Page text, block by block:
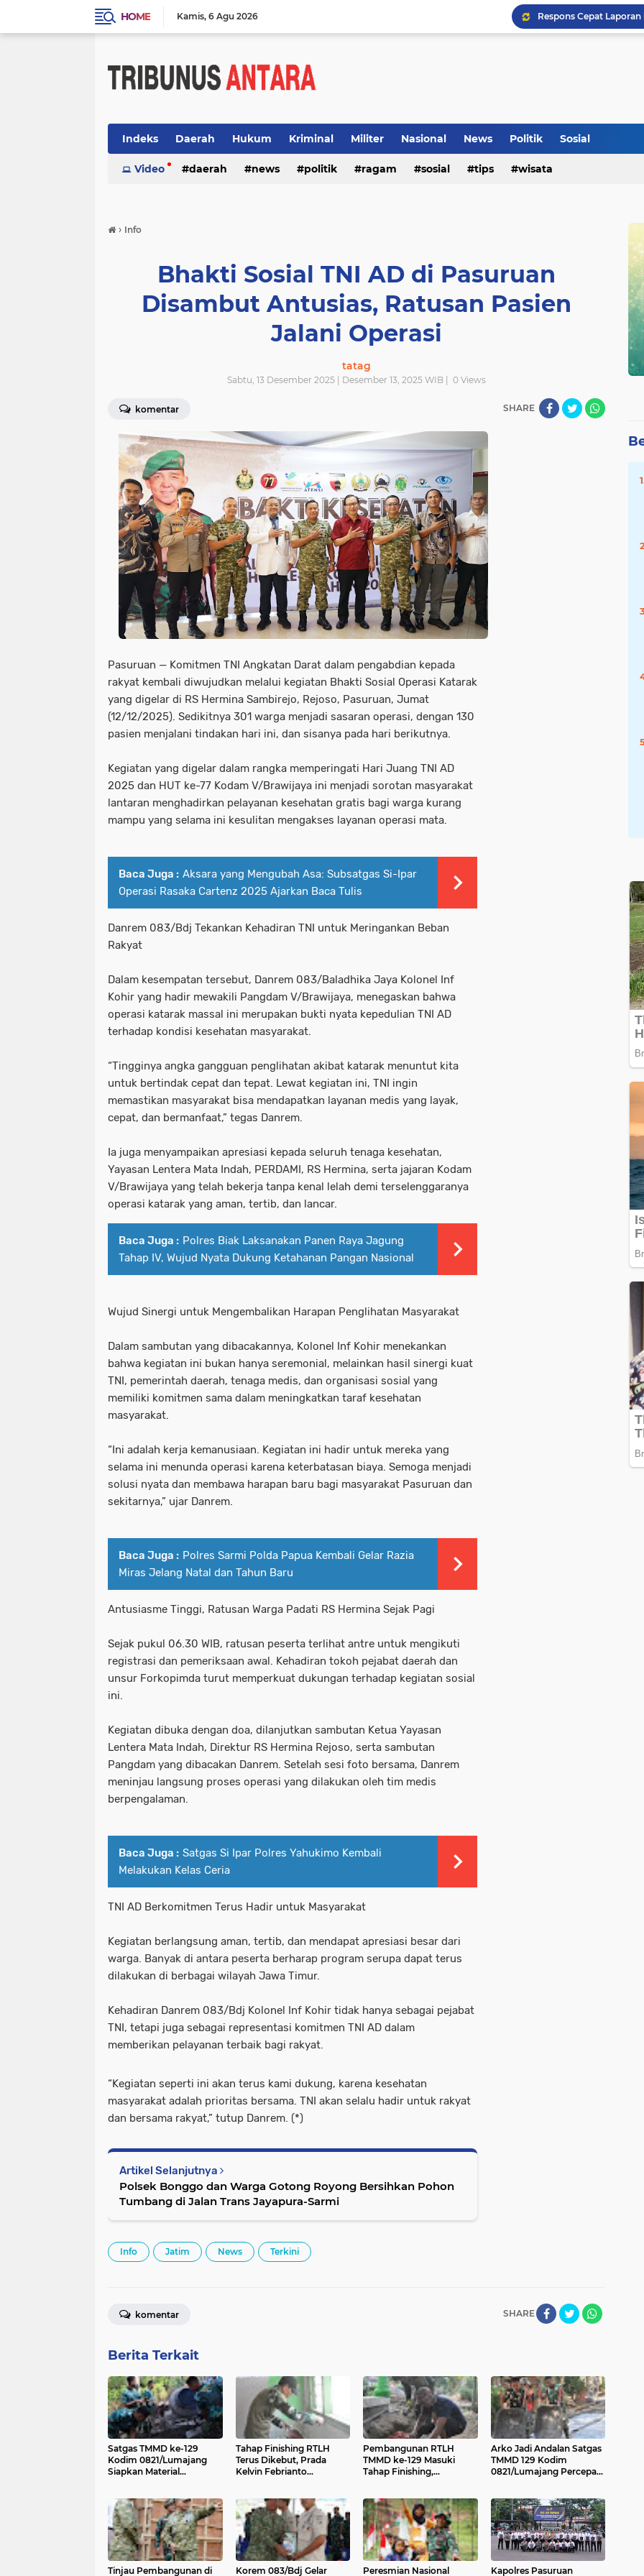
HOME Kamis 6 Agu 2026
Klinik Pengobatan
Tradisi Penyambutan
Indeks Daerah Hukum Kriminal Militer Nasional News Politik Sosial
Video daerah news politik ragam sosial tips wisata
› Info
Bhakti Sosial TNI AD di Pasuruan
Disambut Antusias, Ratusan Pasien
Jalani Operasi
tatag
Sabtu, 13 Desember 2025 | Desember 13, 2025 WIB | 0 Views
komentar SHARE
Pasuruan — Komitmen TNI Angkatan Darat dalam pengabdian kepada
rakyat kembali diwujudkan melalui kegiatan Bhakti Sosial Operasi Katarak
yang digelar di RS Hermina Sambirejo, Rejoso, Pasuruan, Jumat
(12/12/2025). Sedikitnya 301 warga menjadi sasaran operasi, dengan 130
pasien menjalani tindakan hari ini, dan sisanya pada hari berikutnya.
Kegiatan yang digelar dalam rangka memperingati Hari Juang TNI AD
2025 dan HUT ke-77 Kodam V/Brawijaya ini menjadi sorotan masyarakat
lantaran menghadirkan pelayanan kesehatan gratis bagi warga kurang
mampu yang selama ini kesulitan mengakses layanan operasi mata.
Baca Juga : Aksara yang Mengubah Asa: Subsatgas Si-Ipar
Operasi Rasaka Cartenz 2025 Ajarkan Baca Tulis
Danrem 083/Bdj Tekankan Kehadiran TNI untuk Meringankan Beban
Rakyat
Dalam kesempatan tersebut, Danrem 083/Baladhika Jaya Kolonel Inf
Kohir yang hadir mewakili Pangdam V/Brawijaya, menegaskan bahwa
operasi katarak massal ini merupakan bukti nyata kepedulian TNI AD
terhadap kondisi kesehatan masyarakat.
“Tingginya angka gangguan penglihatan akibat katarak menuntut kita
untuk bertindak cepat dan tepat. Lewat kegiatan ini, TNI ingin
memastikan masyarakat bisa mendapatkan layanan medis yang layak,
cepat, dan bermanfaat,” tegas Danrem.
Ia juga menyampaikan apresiasi kepada seluruh tenaga kesehatan,
Yayasan Lentera Mata Indah, PERDAMI, RS Hermina, serta jajaran Kodam
V/Brawijaya yang telah bekerja tanpa kenal lelah demi terselenggaranya
operasi katarak yang aman, tertib, dan lancar.
Baca Juga : Polres Biak Laksanakan Panen Raya Jagung
Tahap IV, Wujud Nyata Dukung Ketahanan Pangan Nasional
Wujud Sinergi untuk Mengembalikan Harapan Penglihatan Masyarakat
Dalam sambutan yang dibacakannya, Kolonel Inf Kohir menekankan
bahwa kegiatan ini bukan hanya seremonial, melainkan hasil sinergi kuat
TNI, pemerintah daerah, tenaga medis, dan organisasi sosial yang
memiliki komitmen sama dalam meningkatkan taraf kesehatan
masyarakat.
“Ini adalah kerja kemanusiaan. Kegiatan ini hadir untuk mereka yang
selama ini menunda operasi karena keterbatasan biaya. Semoga menjadi
solusi nyata dan membawa harapan baru bagi masyarakat Pasuruan dan
sekitarnya,” ujar Danrem.
Baca Juga : Polres Sarmi Polda Papua Kembali Gelar Razia
Miras Jelang Natal dan Tahun Baru
Antusiasme Tinggi, Ratusan Warga Padati RS Hermina Sejak Pagi
Sejak pukul 06.30 WIB, ratusan peserta terlihat antre untuk mengikuti
registrasi dan pemeriksaan awal. Kehadiran tokoh pejabat daerah dan
unsur Forkopimda turut memperkuat dukungan terhadap kegiatan sosial
ini.
Kegiatan dibuka dengan doa, dilanjutkan sambutan Ketua Yayasan
Lentera Mata Indah, Direktur RS Hermina Rejoso, serta sambutan
Pangdam yang dibacakan Danrem. Setelah sesi foto bersama, Danrem
meninjau langsung proses operasi yang dilakukan oleh tim medis
berpengalaman.
Baca Juga : Satgas Si Ipar Polres Yahukimo Kembali
Melakukan Kelas Ceria
TNI AD Berkomitmen Terus Hadir untuk Masyarakat
Kegiatan berlangsung aman, tertib, dan mendapat apresiasi besar dari
warga. Banyak di antara peserta berharap program serupa dapat terus
dilakukan di berbagai wilayah Jawa Timur.
Kehadiran Danrem 083/Bdj Kolonel Inf Kohir tidak hanya sebagai pejabat
TNI, tetapi juga sebagai representasi komitmen TNI AD dalam
memberikan pelayanan terbaik bagi rakyat.
“Kegiatan seperti ini akan terus kami dukung, karena kesehatan
masyarakat adalah prioritas bersama. TNI akan selalu hadir untuk rakyat
dan bersama rakyat,” tutup Danrem. (*)
Artikel Selanjutnya
Polsek Bonggo dan Warga Gotong Royong Bersihkan Pohon
Tumbang di Jalan Trans Jayapura-Sarmi
Info Jatim News Terkini
SHARE
komentar
Berita Terkait
Satgas TMMD ke-129
Kodim 0821/Lumajang
Siapkan Material
Tahap Finishing RTLH
Terus Dikebut, Prada
Kelvin Febrianto
Pembangunan RTLH
TMMD ke-129 Masuki
Tahap Finishing,
Arko Jadi Andalan Satgas
TMMD 129 Kodim
0821/Lumajang Percepat
Tinjau Pembangunan di Korem 083/Bdj Gelar Peresmian Nasional Kapolres Pasuruan